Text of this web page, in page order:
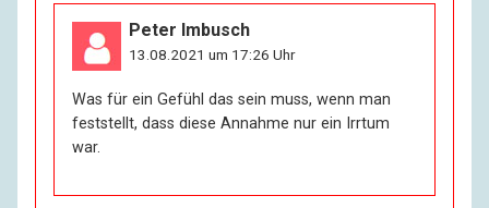
Peter Imbusch
13.08.2021 um 17:26 Uhr
Was für ein Gefühl das sein muss, wenn man
feststellt, dass diese Annahme nur ein Irrtum
war.